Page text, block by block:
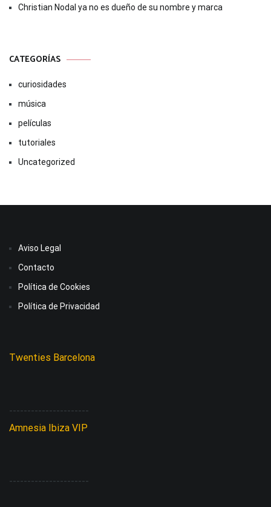
Christian Nodal ya no es dueño de su nombre y marca
CATEGORÍAS
curiosidades
música
películas
tutoriales
Uncategorized
Aviso Legal
Contacto
Política de Cookies
Política de Privacidad
Twenties Barcelona
----------------------
Amnesia Ibiza VIP
----------------------